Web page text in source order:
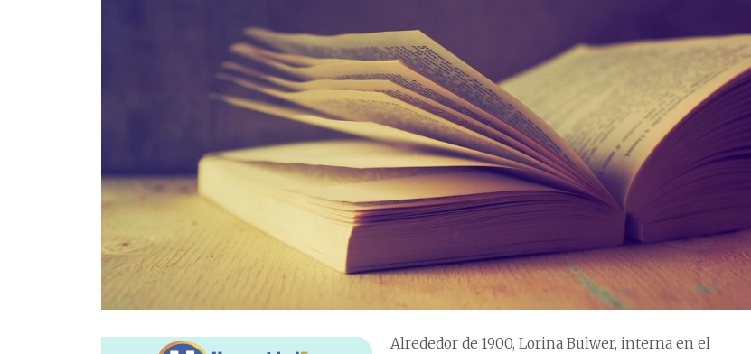
Alrededor de 1900, Lorina Bulwer, interna en el